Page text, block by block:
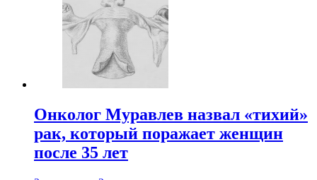
Онколог Муравлев назвал «тихий»
рак, который поражает женщин
после 35 лет